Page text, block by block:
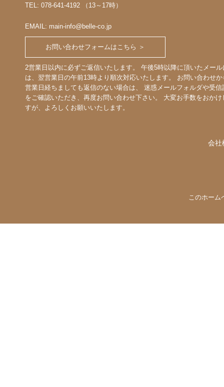
TEL: 078-641-4192 （13～17時）
EMAIL: main-info@belle-co.jp
お問い合わせフォームはこちら ＞
2営業日以内に必ずご返信いたします。 午後5時以降に頂いたメール
は、翌営業日の午前13時より順次対応いたします。 お問い合わせか
営業日経ちましても返信のない場合は、 迷惑メールフォルダや受信
をご確認いただき、再度お問い合わせ下さい。 大変お手数をおかけ
すが、よろしくお願いいたします。
会社
このホーム